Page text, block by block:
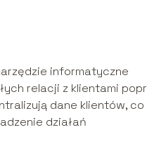
informatyczne
relacji z klientami
dane klientów, co
działań